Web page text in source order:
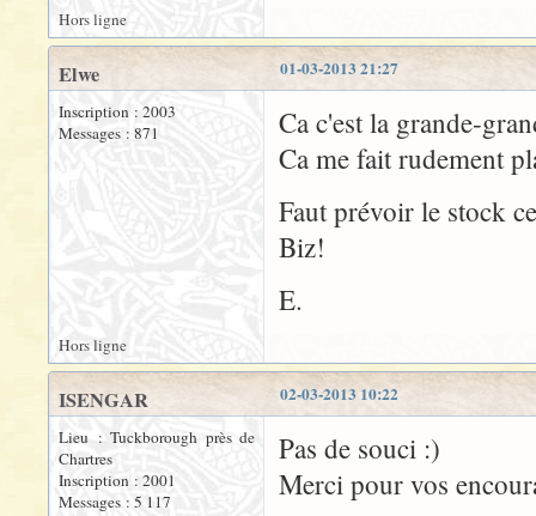
Hors ligne
01-03-2013 21:27
Elwe
Inscription : 2003
Messages : 871
Ca c'est la grande-
Ca me fait rudement
Faut prévoir le stock
Biz!
E.
Hors ligne
02-03-2013 10:22
ISENGAR
Lieu : Tuckborough près de
Chartres
Inscription : 2001
Messages : 5 117
Pas de souci :)
Merci pour vos